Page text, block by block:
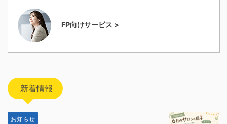
FP向けサービス >
新着情報
お知らせ